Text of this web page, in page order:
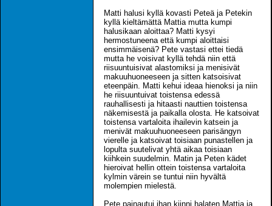
Matti halusi kyllä kovasti Peteä ja Petekin
kyllä kieltämättä Mattia mutta kumpi
halusikaan aloittaa? Matti kysyi
hermostuneena että kumpi aloittaisi
ensimmäisenä? Pete vastasi ettei tiedä
mutta he voisivat kyllä tehdä niin että
riisuuntuisivat alastomiksi ja menisivät
makuuhuoneeseen ja sitten katsoisivat
eteenpäin. Matti kehui ideaa hienoksi ja niin
he riisuuntuivat toistensa edessä
rauhallisesti ja hitaasti nauttien toistensa
näkemisestä ja paikalla olosta. He katsoivat
toistensa vartaloita ihailevin katsein ja
menivät makuuhuoneeseen parisängyn
vierelle ja katsoivat toisiaan punastellen ja
lopulta suutelivat yhtä aikaa toisiaan
kiihkein suudelmin. Matin ja Peten kädet
hieroivat hellin ottein toistensa vartaloita
kylmin värein se tuntui niin hyvältä
molempien mielestä.
Pete painautui ihan kiinni halaten Mattia ja